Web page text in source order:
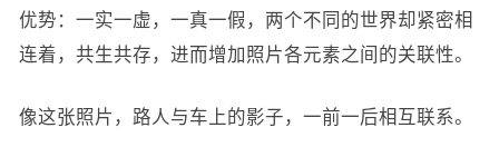
优势：一实一虚，一真一假，两个不同的世界却紧密相
连着，共生共存，进而增加照片各元素之间的关联性。
像这张照片，路人与车上的影子，一前一后相互联系。